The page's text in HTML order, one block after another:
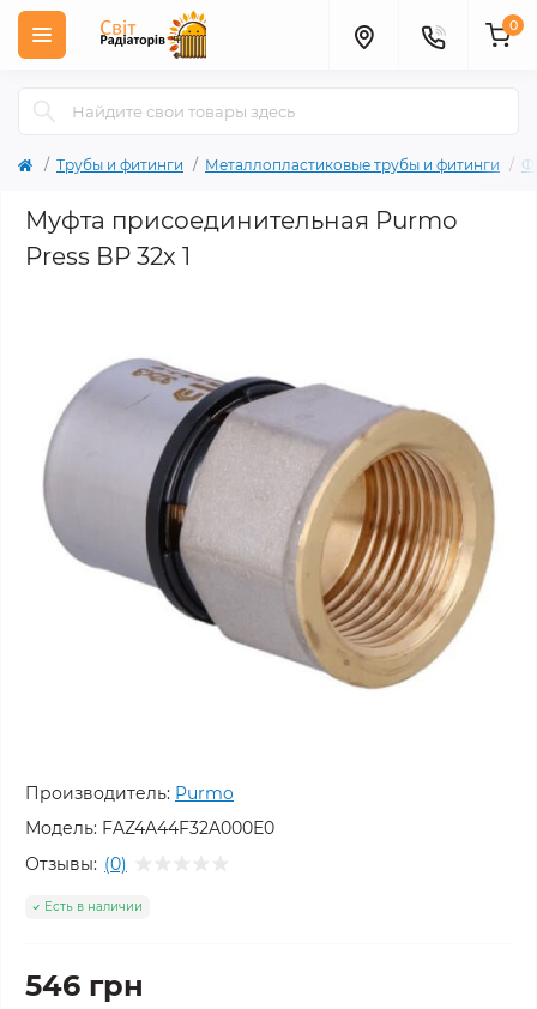
0
Трубы и фитинги Металлопластиковые трубы и фитинги
Муфта присоединительная Purmo
Press ВР 32x 1
Производитель: Purmo
Модель: FAZ4A44F32A000E0
Отзывы: (0)
Есть в наличии
546 грн